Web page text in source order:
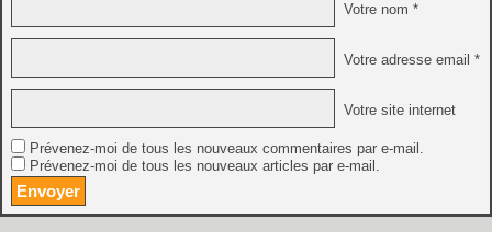
Votre nom *
Votre adresse email *
Votre site internet
Prévenez-moi de tous les nouveaux commentaires par e-mail.
Prévenez-moi de tous les nouveaux articles par e-mail.